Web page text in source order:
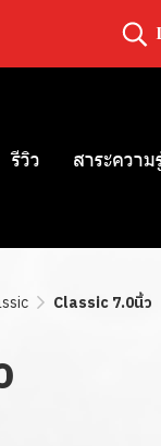
รีวิว สาระควา
Classic 7.0นิ้ว